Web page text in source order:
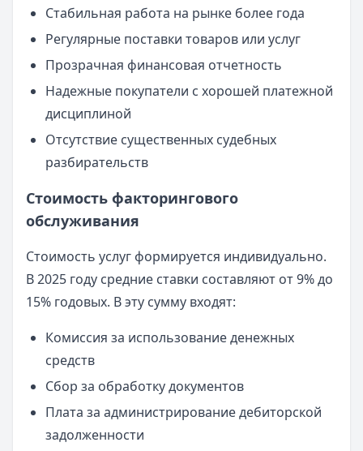
Стабильная работа на рынке более года
Регулярные поставки товаров или услуг
Прозрачная финансовая отчетность
Надежные покупатели с хорошей платежной
дисциплиной
Отсутствие существенных судебных
разбирательств
Стоимость факторингового
обслуживания
Стоимость услуг формируется индивидуально.
В 2025 году средние ставки составляют от 9% до
15% годовых. В эту сумму входят:
Комиссия за использование денежных
средств
Сбор за обработку документов
Плата за администрирование дебиторской
задолженности